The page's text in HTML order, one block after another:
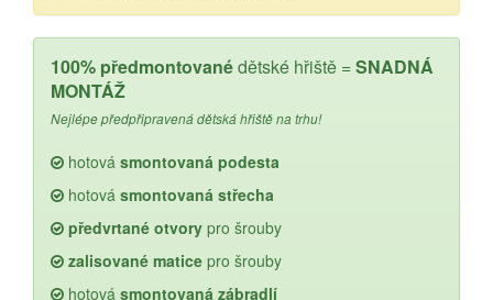
100% předmontovanédětské hřiště =SNADNÁ
MONTÁŽ
Nejlépe předpřipravená dětská hřiště na trhu!
hotová smontovaná podesta
hotová smontovaná střecha
předvrtané otvory pro šrouby
zalisované matice pro šrouby
hotová smontovaná zábradlí